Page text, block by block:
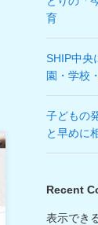
育
SHIP中央
園・学校
子どもの
と早めに
Recent
表示でき